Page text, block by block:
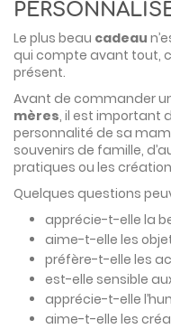
Le plus beau cadeau
qui compte avant tout,
présent.
Avant de commander
mères, il est important
personnalité de sa
souvenirs de famille,
pratiques ou les
Quelques questions
apprécie-t-elle la
aime-t-elle les
préfère-t-elle les
est-elle sensible
apprécie-t-elle
aime-t-elle les